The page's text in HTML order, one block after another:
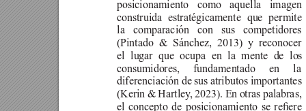
posicionamiento como aquella
construida estratégicamente que
la comparación con sus
(Pintado & Sánchez, 2013) y
el lugar que ocupa en la mente de
consumidores, fundamentado en
diferenciación de sus atributos importantes
(Kerin & Hartley, 2023). En otras palabras,
el concepto de posicionamiento se reere